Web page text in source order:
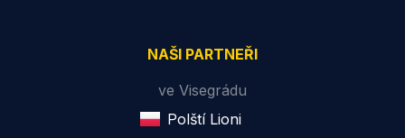
NAŠI PARTNEŘI
ve Visegrádu
Polští Lioni